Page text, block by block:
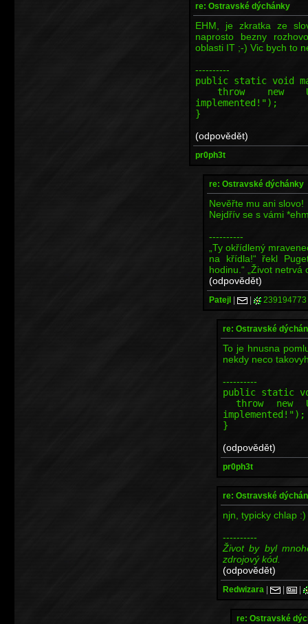
re: Ostravské dýchánky
EHM, je zkratka ze
naprosto bezny
oblasti IT ;-) Vic bych to
----------
public static void
throw new
implemented!");
}
(odpovědět)
pr0ph3t
re: Ostravské dýchánky
Nevěřte mu ani slovo!
Nejdřív se s vámi
----------
„Ty okřídlený
na křídla!“ řekl
hodinu.“ „Život netrvá
(odpovědět)
Patejl | | 239194773
re: Ostravské
To je hnusna
nekdy neco
----------
public static
throw new
implemented!");
}
(odpovědět)
pr0ph3t
re: Ostravské
njn, typicky chlap :)
----------
Život by byl
zdrojový kód.
(odpovědět)
Redwizara | | |
re: Ostravské